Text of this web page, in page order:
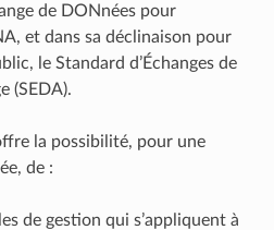
de DONnées pour
et dans sa déclinaison pour
le Standard d’Échanges de
(SEDA).
la possibilité, pour une
de :
de gestion qui s’appliquent à